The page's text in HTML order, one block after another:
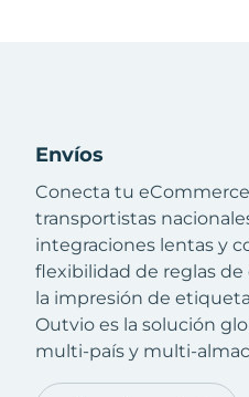
Envíos
Conecta tu
transportistas
integraciones lentas y
flexibilidad de reglas
la impresión de
Outvio es la solución
multi-país y multi-